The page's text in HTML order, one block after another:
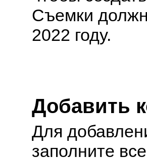
Съемки
2022 году.
Добавить
Для
заполните